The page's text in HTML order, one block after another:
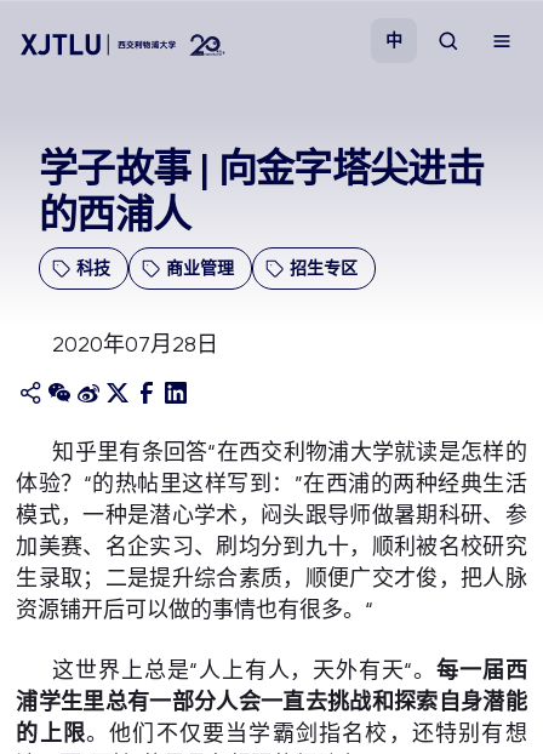
招生
科研
学院
关于我们
中
学子故事 | 向金字塔尖进击
的西浦人
科技 商业管理 招生专区
2020年07月28日
知乎里有条回答“在西交利物浦大学就读是怎样的
体验？“的热帖里这样写到：”在西浦的两种经典生活
模式，一种是潜心学术，闷头跟导师做暑期科研、参
加美赛、名企实习、刷均分到九十，顺利被名校研究
生录取；二是提升综合素质，顺便广交才俊，把人脉
资源铺开后可以做的事情也有很多。“
这世界上总是“人上有人，天外有天“。每一届西
浦学生里总有一部分人会一直去挑战和探索自身潜能
的上限。他们不仅要当学霸剑指名校，还特别有想